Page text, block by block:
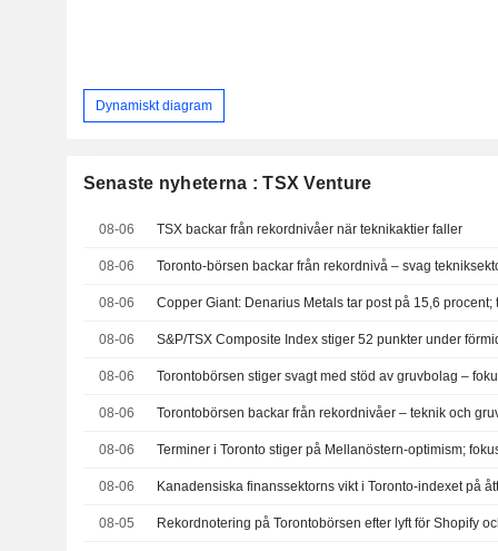
Dynamiskt diagram
Senaste nyheterna : TSX Venture
08-06 TSX backar från rekordnivåer när teknikaktier faller
08-06
08-06
08-06
08-06 Torontobörsen stiger svagt med stöd av gruvbolag –
08-06 Torontobörsen backar från rekordnivåer – teknik och
08-06 Terminer i Toronto stiger på Mellanöstern-optimism;
08-06
08-05 Rekordnotering på Torontobörsen efter lyft för Shopify